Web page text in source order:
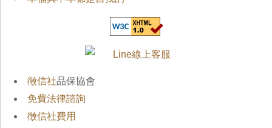
徵信社品保協會
免費法律諮詢
徵信社費用